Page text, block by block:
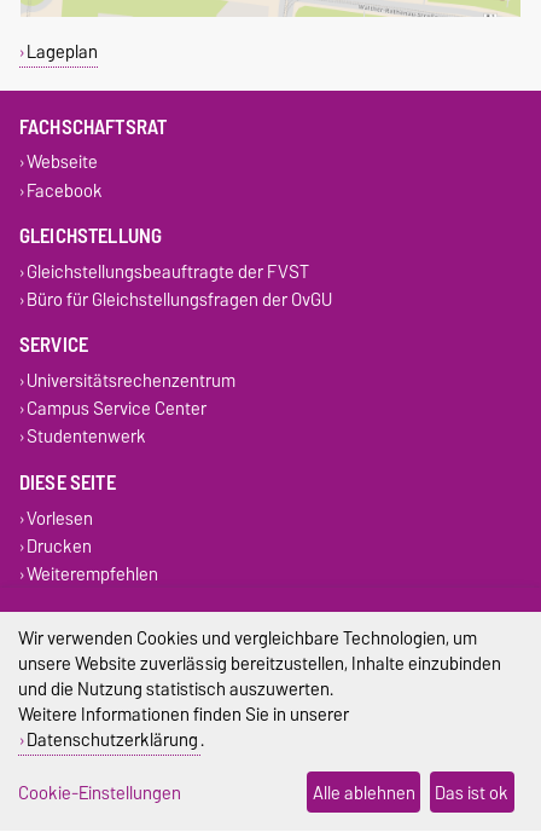
Lageplan
FACHSCHAFTSRAT
Webseite
Facebook
GLEICHSTELLUNG
Gleichstellungsbeauftragte der FVST
Büro für Gleichstellungsfragen der OvGU
SERVICE
Universitätsrechenzentrum
Campus Service Center
Studentenwerk
DIESE SEITE
Vorlesen
Drucken
Weiterempfehlen
Impressum
Datenschutz
Barrierefreiheit
Cookie-Einstellungen
Wir verwenden Cookies und vergleichbare Technologien, um
unsere Website zuverlässig bereitzustellen, Inhalte einzubinden
und die Nutzung statistisch auszuwerten.
Weitere Informationen finden Sie in unserer
Datenschutzerklärung.
Cookie-Einstellungen
Alle ablehnen Das ist ok